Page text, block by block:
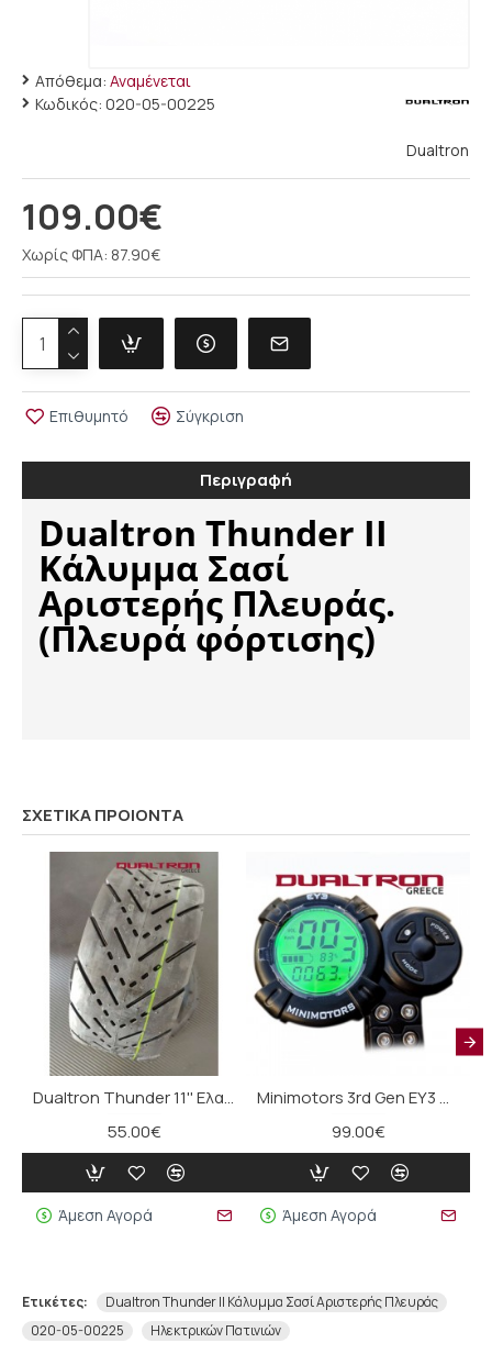
Απόθεμα: Αναμένεται
Κωδικός: 020-05-00225
Dualtron
109.00€
Χωρίς ΦΠΑ: 87.90€
Επιθυμητό Σύγκριση
ΣΧΕΤΙΚΑ ΠΡΟΙΟΝΤΑ
Dualtron Thunder 11'' Ελαστικό αέρος χωρίς σαμπρέλα (τεμάχιο)
55.00€
Άμεση Αγορά
Minimotors 3rd Gen EY3 Throttle for Dualtron & Speedway
99.00€
Άμεση Αγορά
Περιγραφή
Dualtron Thunder ΙΙ
Κάλυμμα Σασί
Αριστερής Πλευράς.
(Πλευρά φόρτισης)
Ετικέτες:
Dualtron Thunder ΙΙ Κάλυμμα Σασί Αριστερής Πλευράς
020-05-00225
Ηλεκτρικών Πατινιών